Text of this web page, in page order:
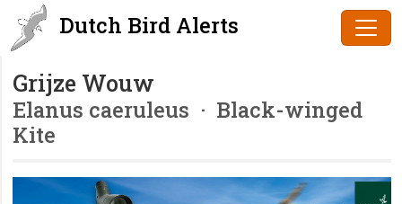
Dutch Bird Alerts
Grijze Wouw
Elanus caeruleus · Black-winged
Kite